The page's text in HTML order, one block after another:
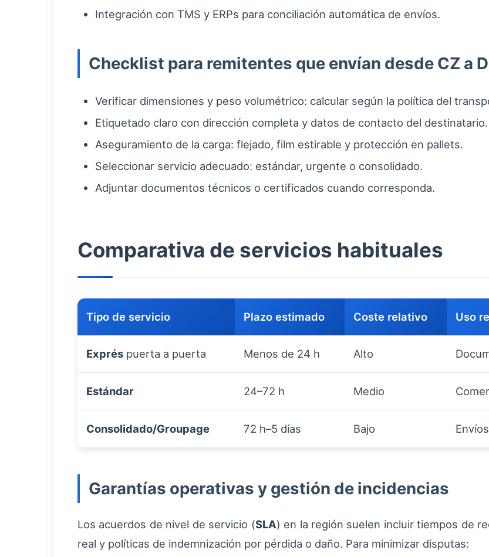
Integración con TMS y ERPs para conciliación automática de envíos.
Checklist para remitentes que envían desde CZ a
Verificar dimensiones y peso volumétrico: calcular según la política del
Etiquetado claro con dirección completa y datos de contacto del destinatario.
Aseguramiento de la carga: flejado, film estirable y protección en pallets.
Seleccionar servicio adecuado: estándar, urgente o consolidado.
Adjuntar documentos técnicos o certificados cuando corresponda.
Comparativa de servicios habituales
Tipo de servicio Plazo estimado Coste relativo Uso
Exprés puerta a puerta Menos de 24 h Alto
Estándar 24–72 h Medio
Consolidado/Groupage 72 h–5 días Bajo
Garantías operativas y gestión de incidencias
Los acuerdos de nivel de servicio (SLA) en la región suelen incluir tiempos de
real y políticas de indemnización por pérdida o daño. Para minimizar disputas: